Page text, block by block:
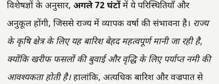
विशेषज्ञों के अनुसार, अगले 72 घंटोंमें ये परिस्थितियाँ और
अनुकूल होंगी, जिससे राज्य में व्यापक वर्षा की संभावना है। राज्य
के कृषि क्षेत्र के लिए यह बारिश बेहद महत्वपूर्ण मानी जा रही है,
क्योंकि खरीफ फसलों की बुवाई और वृद्धि के लिए पर्याप्त नमी की
आवश्यकता होती है।हालांकि, अत्यधिक बारिश और वज्रपात से